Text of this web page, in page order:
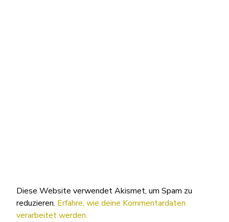
Diese Website verwendet Akismet, um Spam zu
reduzieren. Erfahre, wie deine Kommentardaten
verarbeitet werden.